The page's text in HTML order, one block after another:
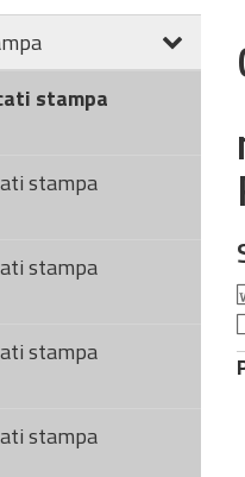
stampa
stampa
stampa
stampa
stampa